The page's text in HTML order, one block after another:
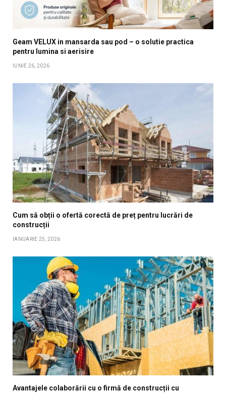
Geam VELUX in mansarda sau pod – o solutie practica
pentru lumina si aerisire
IUNIE 26, 2026
Cum să obții o ofertă corectă de preț pentru lucrări de
construcții
IANUARIE 25, 2026
Avantajele colaborării cu o firmă de construcții cu